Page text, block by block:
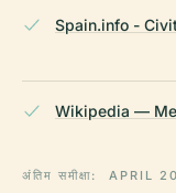
Spain.info -
Wikipedia —
अंतिम समीक्षा: APRIL